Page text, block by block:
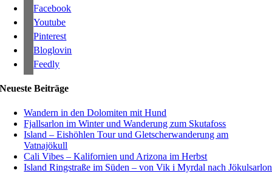
Facebook
Youtube
Pinterest
Bloglovin
Feedly
Neueste Beiträge
Wandern in den Dolomiten mit Hund
Fjallsarlon im Winter und Wanderung zum Skutafoss
Island – Eishöhlen Tour und Gletscherwanderung am
Vatnajökull
Cali Vibes – Kalifornien und Arizona im Herbst
Island Ringstraße im Süden – von Vik i Myrdal nach Jökulsarlon